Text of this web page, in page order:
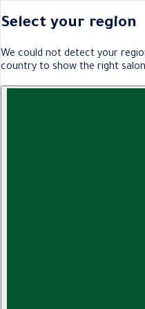
Select your region
We could not detect your
country to show the right